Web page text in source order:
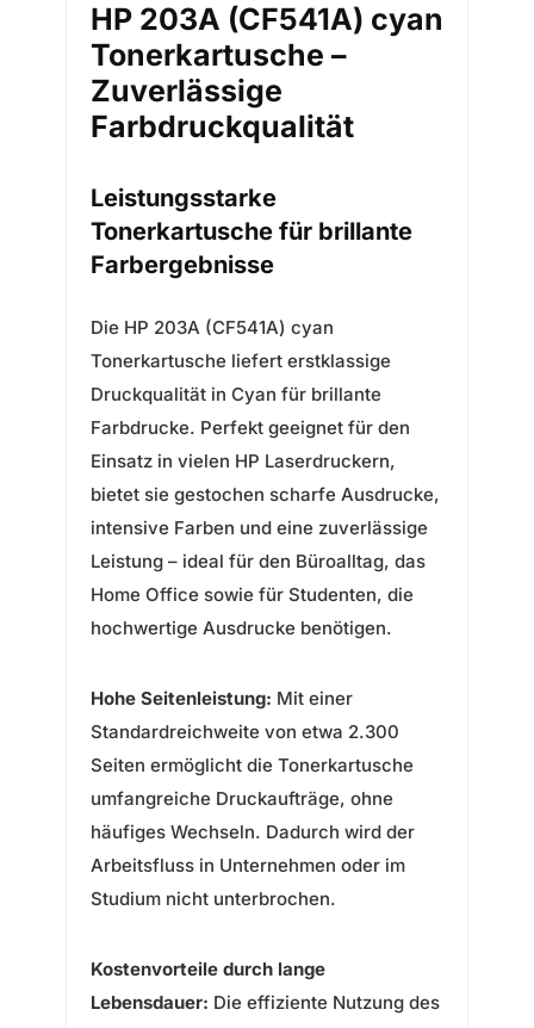
HP 203A (CF541A) cyan
Tonerkartusche –
Zuverlässige
Farbdruckqualität
Leistungsstarke
Tonerkartusche für brillante
Farbergebnisse
Die HP 203A (CF541A) cyan
Tonerkartusche liefert erstklassige
Druckqualität in Cyan für brillante
Farbdrucke. Perfekt geeignet für den
Einsatz in vielen HP Laserdruckern,
bietet sie gestochen scharfe Ausdrucke,
intensive Farben und eine zuverlässige
Leistung – ideal für den Büroalltag, das
Home Office sowie für Studenten, die
hochwertige Ausdrucke benötigen.
Hohe Seitenleistung: Mit einer
Standardreichweite von etwa 2.300
Seiten ermöglicht die Tonerkartusche
umfangreiche Druckaufträge, ohne
häufiges Wechseln. Dadurch wird der
Arbeitsfluss in Unternehmen oder im
Studium nicht unterbrochen.
Kostenvorteile durch lange
Lebensdauer: Die effiziente Nutzung des